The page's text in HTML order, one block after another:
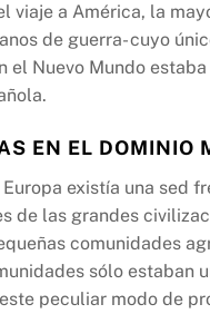
viaje a América, la
de guerra- cuyo
el Nuevo Mundo
EN EL DOMINIO
Europa existía una sed
de las grandes
comunidades
sólo estaban
peculiar modo de